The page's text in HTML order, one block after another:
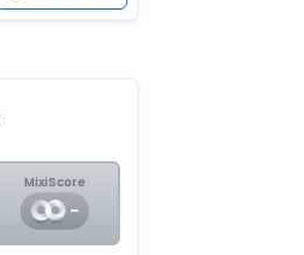
MixiScore
-